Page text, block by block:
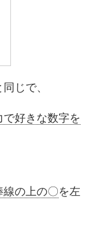
同じで、
で好きな数字を
線の上の〇を左